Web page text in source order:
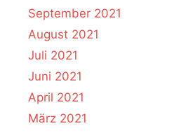
September 2021
August 2021
Juli 2021
Juni 2021
April 2021
März 2021